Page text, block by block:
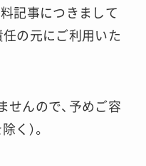
記事につきまして
任の元にご利用いた
んので、予めご容
く）。